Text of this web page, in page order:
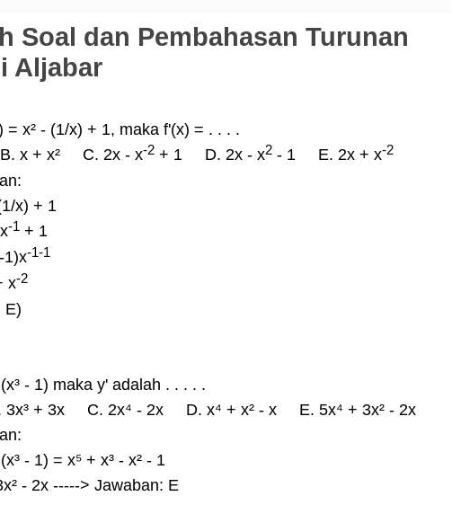
Soal dan Pembahasan Turunan
Aljabar
= x² - (1/x) + 1, maka f'(x) = . . . .
x + x² C. 2x - x-2 + 1 D. 2x - x2 - 1 E. 2x + x-2
x) + 1
-1 + 1
1)x-1-1
x-2
E)
- 1) maka y' adalah . . . . .
+ 3x C. 2x⁴ - 2x D. x⁴ + x² - x E. 5x⁴ + 3x² - 2x
- 1) = x⁵ + x³ - x² - 1
- 2x -----> Jawaban: E